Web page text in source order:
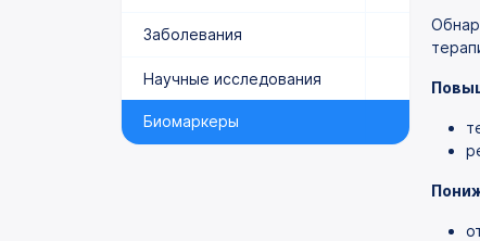
Заболевания
Научные исследования
Биомаркеры